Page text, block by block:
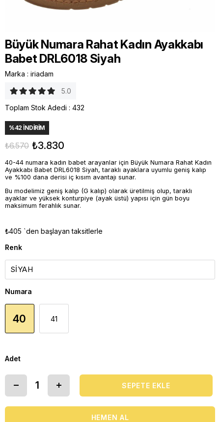
Büyük Numara Rahat Kadın Ayakkabı
Babet DRL6018 Siyah
Marka : iriadam
5.0
Toplam Stok Adedi : 432
%42 İNDIRIM
₺6.570 ₺3.830
40-44 numara kadın babet arayanlar için Büyük Numara Rahat Kadın
Ayakkabı Babet DRL6018 Siyah, taraklı ayaklara uyumlu geniş kalıp
ve %100 dana derisi iç kısım avantajı sunar.
Bu modelimiz geniş kalıp (G kalıp) olarak üretilmiş olup, taraklı
ayaklar ve yüksek konturpiye (ayak üstü) yapısı için gün boyu
maksimum ferahlık sunar.
₺405 `den başlayan taksitlerle
Renk
Numara
40 41
Adet